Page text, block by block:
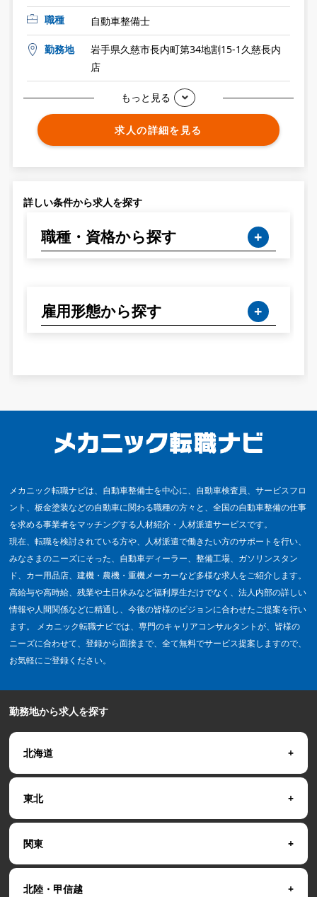
職種
自動車整備士
勤務地
岩手県久慈市長内町第34地割15-1久慈長内
店
もっと見る
求人の詳細を見る
詳しい条件から求人を探す
職種・資格から探す
雇用形態から探す
メカニック転職ナビは、自動車整備士を中心に、自動車検査員、サービスフロ
ント、板金塗装などの自動車に関わる職種の方々と、全国の自動車整備の仕事
を求める事業者をマッチングする人材紹介・人材派遣サービスです。
現在、転職を検討されている方や、人材派遣で働きたい方のサポートを行い、
みなさまのニーズにそった、自動車ディーラー、整備工場、ガソリンスタン
ド、カー用品店、建機・農機・重機メーカーなど多様な求人をご紹介します。
高給与や高時給、残業や土日休みなど福利厚生だけでなく、法人内部の詳しい
情報や人間関係などに精通し、今後の皆様のビジョンに合わせたご提案を行い
ます。 メカニック転職ナビでは、専門のキャリアコンサルタントが、皆様の
ニーズに合わせて、登録から面接まで、全て無料でサービス提案しますので、
お気軽にご登録ください。
勤務地から求人を探す
北海道
東北
関東
北陸・甲信越